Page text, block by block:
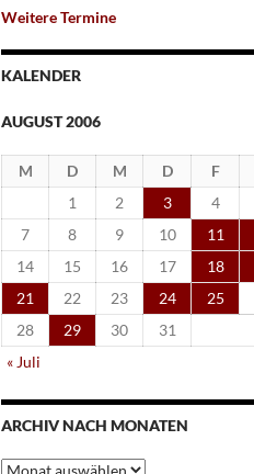
Weitere Termine
KALENDER
AUGUST 2006
M D M D F
1
2 3 4
7
8 9 10 11
14
15 16 17 18
21
22 23 24 25
28
29 30
31
« Juli
ARCHIV NACH MONATEN
Archiv